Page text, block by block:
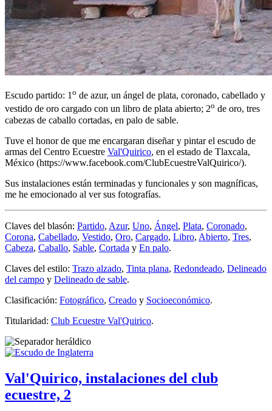
Escudo partido: 1 o de azur, un ángel de plata, coronado, cabellado y
vestido de oro cargado con un libro de plata abierto; 2o de oro, tres
cabezas de caballo cortadas, en palo de sable.
Tuve el honor de que me encargaran diseñar y pintar el escudo de
armas del Centro Ecuestre Val'Quirico, en el estado de Tlaxcala,
México (https://www.facebook.com/ClubEcuestreValQuirico/).
Sus instalaciones están terminadas y funcionales y son magníficas,
me he emocionado al ver sus fotografías.
Claves del blasón: Partido, Azur, Uno, Ángel, Plata, Coronado,
Corona, Cabellado, Vestido, Oro, Cargado, Libro, Abierto, Tres,
Cabeza, Caballo, Sable, Cortada y En palo.
Claves del estilo: Trazo alzado, Tinta plana, Redondeado, Delineado
del campo y Delineado de sable.
Clasificación: Fotográfico, Creado y Socioeconómico.
Titularidad: Club Ecuestre Val'Quirico.
Val'Quirico, instalaciones del club
ecuestre, 2